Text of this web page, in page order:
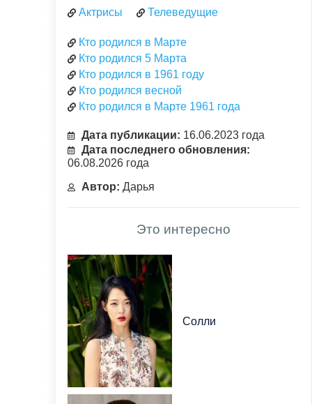
Актрисы Телеведущие
Кто родился в Марте
Кто родился 5 Марта
Кто родился в 1961 году
Кто родился весной
Кто родился в Марте 1961 года
Дата публикации: 16.06.2023 года
Дата последнего обновления:
06.08.2026 года
Автор: Дарья
Это интересно
Солли